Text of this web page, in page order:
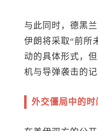
与此同时，德黑
伊朗将采取“前所
动的具体形式，
机与导弹袭击的
外交僵局中的